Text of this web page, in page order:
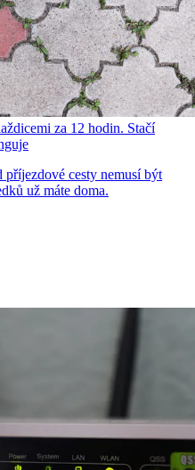
za 12 hodin. Stačí
cesty nemusí být
už máte doma.